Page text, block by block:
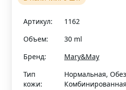
Артикул:
1162
Объем:
30 ml
Бренд:
Mary&May
Тип
кожи:
Нормальная,